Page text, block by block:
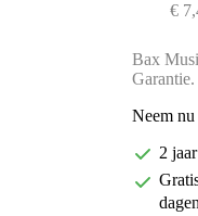
€
Bax
Garantie.
Neem
2